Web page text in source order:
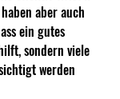
aber auch
ein gutes
sondern viele
werden